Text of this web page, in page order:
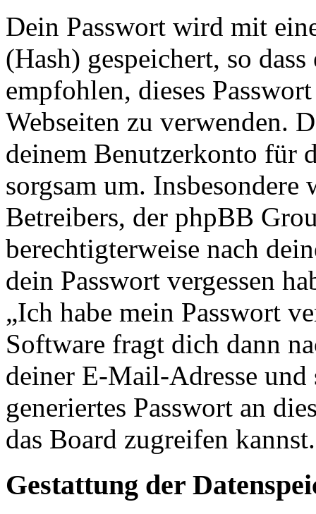
Dein Passwort wird mit
(Hash) gespeichert, so
empfohlen, dieses
Webseiten zu verwenden.
deinem Benutzerkonto für
sorgsam um.
Betreibers, der phpBB
berechtigterweise nach
dein Passwort vergessen
„Ich habe mein Passwort
Software fragt dich dann
deiner E-Mail-Adresse und
generiertes Passwort an
das Board zugreifen kannst.
Gestattung der